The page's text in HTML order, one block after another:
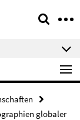
globaler